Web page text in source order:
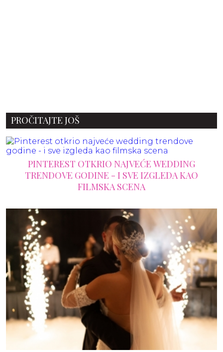
PROČITAJTE JOŠ
PINTEREST OTKRIO NAJVEĆE WEDDING
TRENDOVE GODINE - I SVE IZGLEDA KAO
FILMSKA SCENA